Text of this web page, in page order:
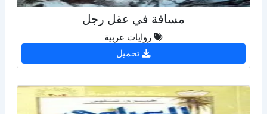
مسافة في عقل رجل
روايات عربية
تحميل